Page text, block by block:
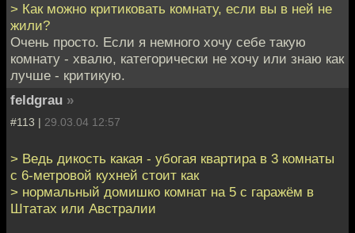
> Как можно критиковать комнату, если вы в ней не
жили?
Очень просто. Если я немного хочу себе такую
комнату - хвалю, категорически не хочу или знаю как
лучше - критикую.
feldgrau »
#113 | 29.03.04 12:57
> Ведь дикость какая - убогая квартира в 3 комнаты
с 6-метровой кухней стоит как
> нормальный домишко комнат на 5 с гаражём в
Штатах или Австралии